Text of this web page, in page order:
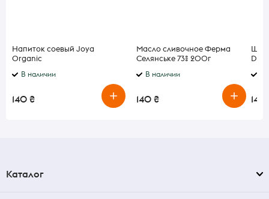
Напиток соевый Joya
Organic
В наличии
140 ₴
Масло сливочное Ферма
Селянське 73% 200г
В наличии
140 ₴ 140
Каталог